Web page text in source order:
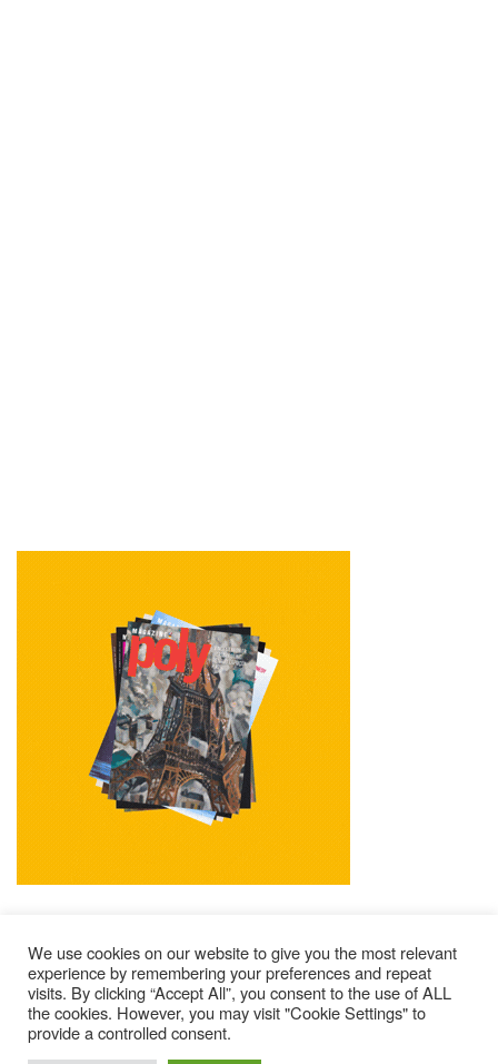
Mentions Légales Contacts
Où Trouver Poly ?
Lire Les Anciens N°
S’abonner À Poly
We use cookies on our website to give you the most relevant
experience by remembering your preferences and repeat
visits. By clicking “Accept All”, you consent to the use of ALL
the cookies. However, you may visit "Cookie Settings" to
provide a controlled consent.